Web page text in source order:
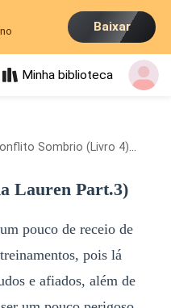
Baixar
Minha biblioteca
Sombrio (Livro 4)
Lauren Part.3)
pouco de receio de
pois lá
e afiados, além de